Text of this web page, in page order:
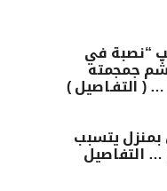
“نصبة في
جمجمته
( التفـاصيل )
يتسبب
التفاصيل